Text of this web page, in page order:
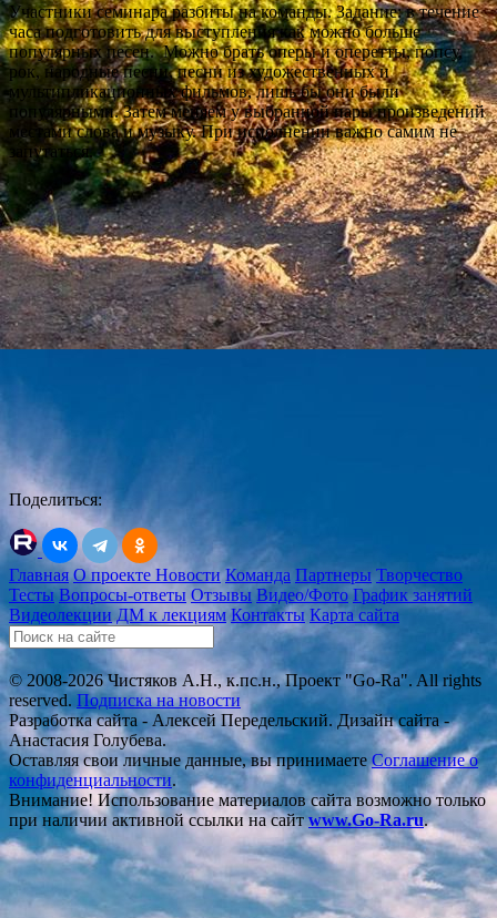
Участники семинара разбиты на команды. Задание: в течение
часа подготовить для выступления как можно больше
популярных песен. Можно брать оперы и оперетты, попсу,
рок, народные песни, песни из художественных и
мультипликационных фильмов, лишь бы они были
популярными. Затем меняем у выбранной пары произведений
местами слова и музыку. При исполнении важно самим не
запутаться.
Поделиться:
Главная О проекте Новости Команда Партнеры Творчество
Тесты Вопросы-ответы Отзывы Видео/Фото График занятий
Видеолекции ДМ к лекциям Контакты Карта сайта
© 2008-2026 Чистяков А.Н., к.пс.н., Проект "Go-Ra". All rights
reserved. Подписка на новости
Разработка сайта - Алексей Передельский. Дизайн сайта -
Анастасия Голубева.
Оставляя свои личные данные, вы принимаетеСоглашение о
конфиденциальности.
Внимание! Использование материалов сайта возможно только
при наличии активной ссылки на сайтwww.Go-Ra.ru.